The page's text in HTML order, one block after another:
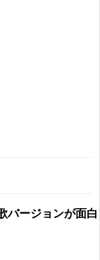
バージョンが面白